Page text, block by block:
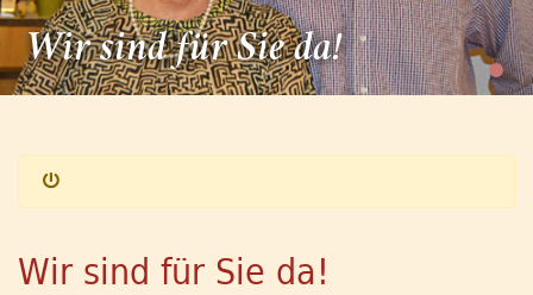
Wir sind für Sie da!
Wir sind für Sie da!